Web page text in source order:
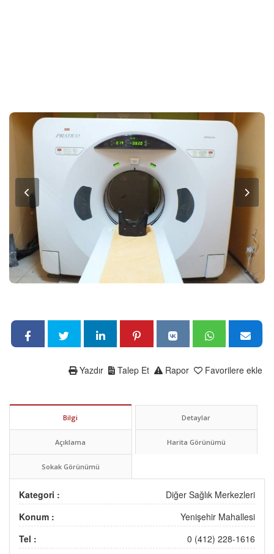
Favorilere ekle
Rapor
Talep Et
Yazdır
Bilgi Detaylar
Açıklama Harita Görünümü
Sokak Görünümü
Kategori :
Diğer Sağlık Merkezleri
Konum :
Yenişehir Mahallesi
Tel :
0 (412) 228-1616